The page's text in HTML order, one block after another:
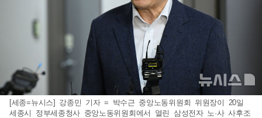
[세종=뉴시스] 강종민 기자 = 박수근 중앙노동위원회 위원장이 20일
세종시 정부세종청사 중앙노동위원회에서 열린 삼성전자 노·사 사후조